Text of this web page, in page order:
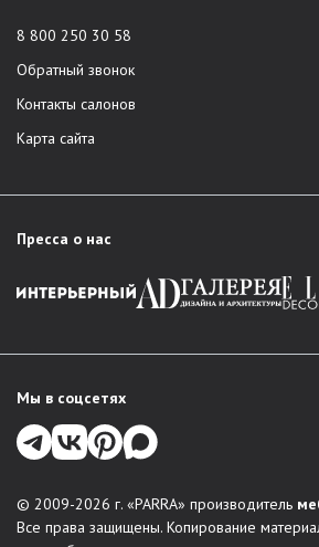
8 800 250 30 58
Обратный звонок
Контакты салонов
Карта сайта
Пресса о нас
Мы в соцсетях
© 2009-2026 г. «PARRA» производитель
Все права защищены. Копирование